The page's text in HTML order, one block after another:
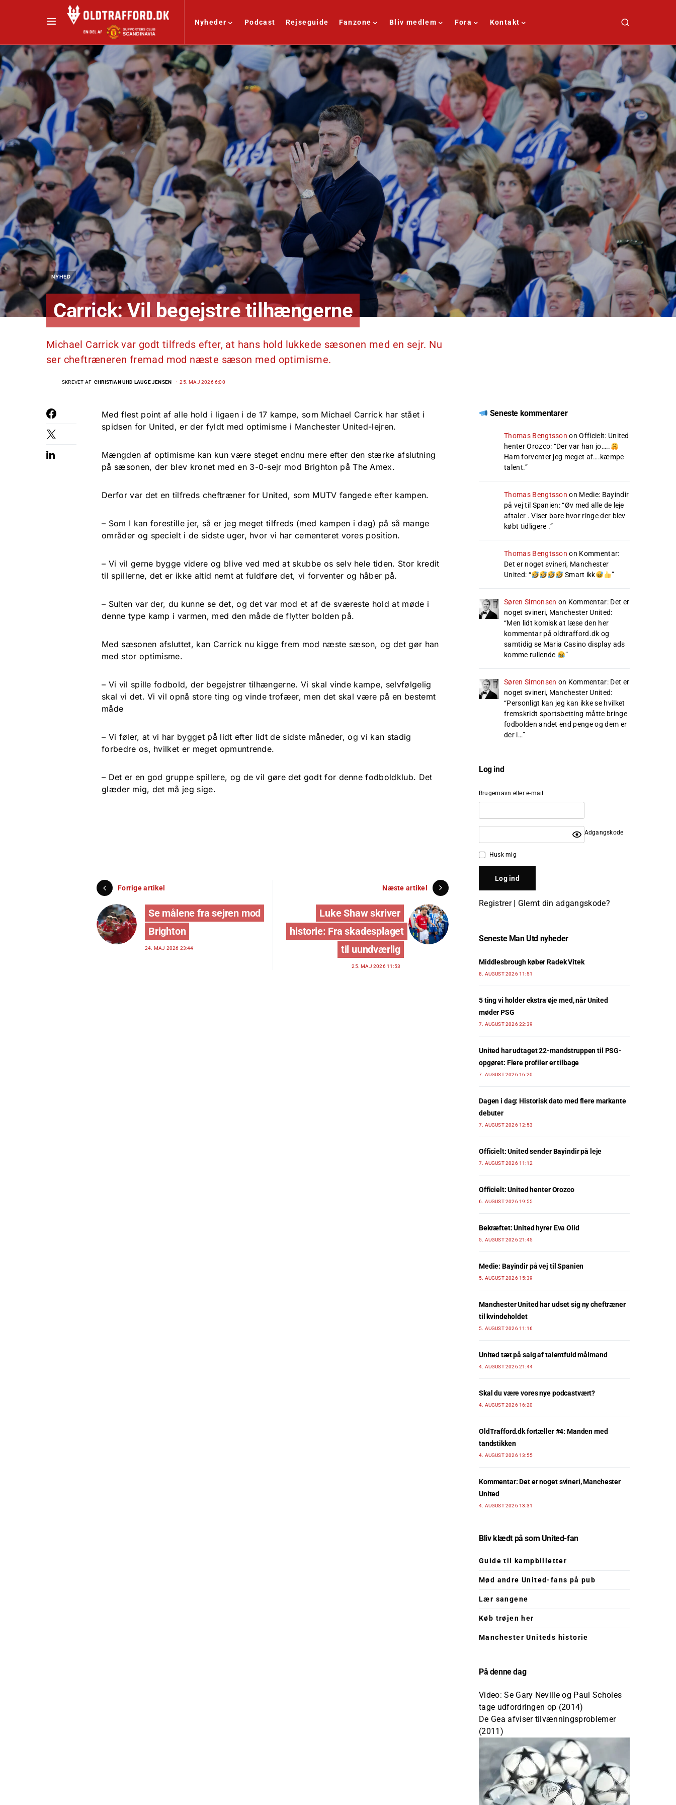
Nyheder Podcast Rejseguide Fanzone Bliv medlem Fora Kontakt
NYHED
Carrick: Vil begejstre tilhængerne
Michael Carrick var godt tilfreds efter, at hans hold lukkede sæsonen med en sejr. Nu
ser cheftræneren fremad mod næste sæson med optimisme.
SKREVET AF CHRISTIAN UHD LAUGE JENSEN 25. MAJ 2026 6:00
Med flest point af alle hold i ligaen i de 17 kampe, som Michael Carrick har stået i
spidsen for United, er der fyldt med optimisme i Manchester United-lejren.
Mængden af optimisme kan kun være steget endnu mere efter den stærke afslutning
på sæsonen, der blev kronet med en 3-0-sejr mod Brighton på The Amex.
Derfor var det en tilfreds cheftræner for United, som MUTV fangede efter kampen.
– Som I kan forestille jer, så er jeg meget tilfreds (med kampen i dag) på så mange
områder og specielt i de sidste uger, hvor vi har cementeret vores position.
– Vi vil gerne bygge videre og blive ved med at skubbe os selv hele tiden. Stor kredit
til spillerne, det er ikke altid nemt at fuldføre det, vi forventer og håber på.
– Sulten var der, du kunne se det, og det var mod et af de sværeste hold at møde i
denne type kamp i varmen, med den måde de flytter bolden på.
Med sæsonen afsluttet, kan Carrick nu kigge frem mod næste sæson, og det gør han
med stor optimisme.
– Vi vil spille fodbold, der begejstrer tilhængerne. Vi skal vinde kampe, selvfølgelig
skal vi det. Vi vil opnå store ting og vinde trofæer, men det skal være på en bestemt
måde
– Vi føler, at vi har bygget på lidt efter lidt de sidste måneder, og vi kan stadig
forbedre os, hvilket er meget opmuntrende.
– Det er en god gruppe spillere, og de vil gøre det godt for denne fodboldklub. Det
glæder mig, det må jeg sige.
Forrige artikel
Se målene fra sejren mod
Brighton
24. MAJ 2026 23:44
Næste artikel
Luke Shaw skriver
historie: Fra skadesplaget
til uundværlig
25. MAJ 2026 11:53
Seneste kommentarer
Thomas Bengtsson onOfficielt: United
henter Orozco: “Der var han jo…..
Ham forventer jeg meget af….kæmpe
talent.”
Thomas Bengtsson on Medie: Bayindir
på vej til Spanien: “Øv med alle de leje
aftaler . Viser bare hvor ringe der blev
købt tidligere .”
Thomas Bengtsson on Kommentar:
Det er noget svineri, Manchester
United: “ Smart ikk ”
Søren Simonsen on Kommentar: Det er
noget svineri, Manchester United:
“Men lidt komisk at læse den her
kommentar på oldtrafford.dk og
samtidig se Maria Casino display ads
komme rullende
”
Søren Simonsen on Kommentar: Det er
noget svineri, Manchester United:
“Personligt kan jeg kan ikke se hvilket
fremskridt sportsbetting måtte bringe
fodbolden andet end penge og dem er
der i…”
Log ind
Brugernavn eller e-mail
Adgangskode
Husk mig
Registrer| Glemt din adgangskode?
Seneste Man Utd nyheder
Middlesbrough køber Radek Vitek
8. AUGUST 2026 11:51
5 ting vi holder ekstra øje med, når United
møder PSG
7. AUGUST 2026 22:39
United har udtaget 22-mandstruppen til PSG-
opgøret: Flere profiler er tilbage
7. AUGUST 2026 16:20
Dagen i dag: Historisk dato med flere markante
debuter
7. AUGUST 2026 12:53
Officielt: United sender Bayindir på leje
7. AUGUST 2026 11:12
Officielt: United henter Orozco
6. AUGUST 2026 19:55
Bekræftet: United hyrer Eva Olid
5. AUGUST 2026 21:45
Medie: Bayindir på vej til Spanien
5. AUGUST 2026 15:39
Manchester United har udset sig ny cheftræner
til kvindeholdet
5. AUGUST 2026 11:16
United tæt på salg af talentfuld målmand
4. AUGUST 2026 21:44
Skal du være vores nye podcastvært?
4. AUGUST 2026 16:20
OldTrafford.dk fortæller #4: Manden med
tandstikken
4. AUGUST 2026 13:55
Kommentar: Det er noget svineri, Manchester
United
4. AUGUST 2026 13:31
Bliv klædt på som United-fan
Guide til kampbilletter
Mød andre United-fans på pub
Lær sangene
Køb trøjen her
Manchester Uniteds historie
På denne dag
Video: Se Gary Neville og Paul Scholes
tage udfordringen op (2014)
De Gea afviser tilvænningsproblemer
(2011)